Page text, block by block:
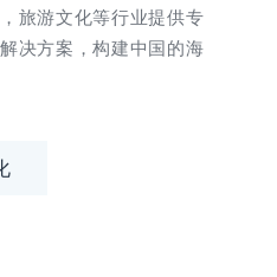
旅游文化等行业提供专
决方案，构建中国的海